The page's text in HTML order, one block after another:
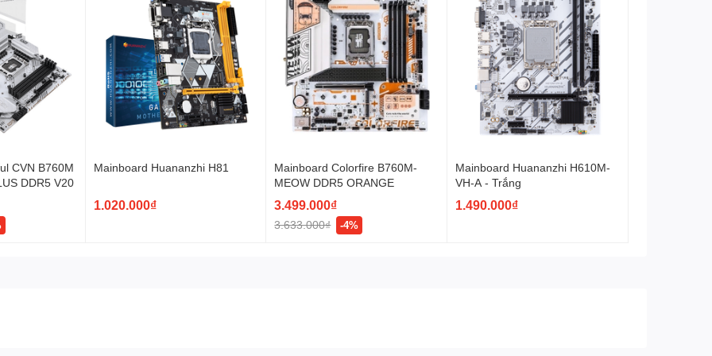
B760, hỗ trợ CPU Intel thế hệ 13 và 12, mang đến hiệu năng vượt trội cho người dùng. Chipset này cho phép người dùng
mạng 2.5G LAN, mang đến tốc độ truyền tải dữ liệu nhanh hơn gấp đôi so với mạng LAN Gigabit truyền thống, giúp người
CVN B760M
DDR5 V20
Mainboard Huananzhi H81
1.020.000₫
Mainboard Colorfire B760M-
MEOW DDR5 ORANGE
3.499.000₫
3.633.000₫ -4%
Mainboard Huananzhi H610M-
VH-A - Trắng
1.490.000₫